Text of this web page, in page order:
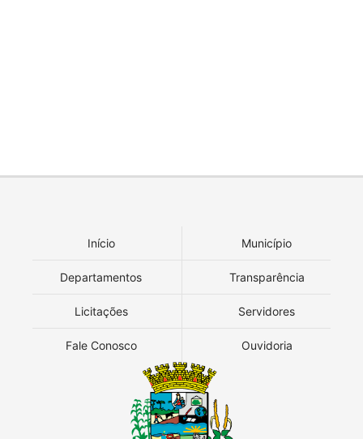
Início Município
Departamentos Transparência
Licitações Servidores
Fale Conosco Ouvidoria